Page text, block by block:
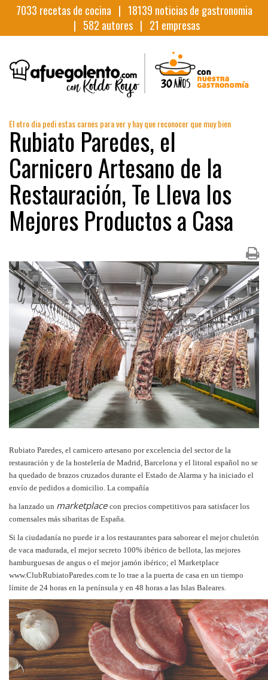
7033 recetas de cocina | 18139 noticias de gastronomia
| 582 autores | 21 empresas
El otro dia pedi estas carnes para ver y hay que reconocer que muy bien
Rubiato Paredes, el
Carnicero Artesano de la
Restauración, Te Lleva los
Mejores Productos a Casa
Rubiato Paredes, el carnicero artesano por excelencia del sector de la
restauración y de la hostelería de Madrid, Barcelona y el litoral español no se
ha quedado de brazos cruzados durante el Estado de Alarma y ha iniciado el
envío de pedidos a domicilio. La compañía
ha lanzado un marketplace con precios competitivos para satisfacer los
comensales más sibaritas de España.
Si la ciudadanía no puede ir a los restaurantes para saborear el mejor chuletón
de vaca madurada, el mejor secreto 100% ibérico de bellota, las mejores
hamburguesas de angus o el mejor jamón ibérico; el Marketplace
www.ClubRubiatoParedes.com te lo trae a la puerta de casa en un tiempo
límite de 24 horas en la península y en 48 horas a las Islas Baleares.